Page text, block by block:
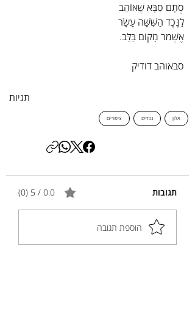
סְתָם סַבָּא שֶׁאוֹהֵב
לַנֶּכֶד הַשִּׁשָּׁה עָשָׂר
אֶשְׁמֹר מָקוֹם בַּלֵּב.
סבאוהב דודיק
תגיות
אלון נכדים ציפורים
תגובות 0.0 / 5 ‏(0)
הוספת תגובה